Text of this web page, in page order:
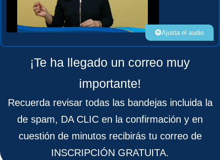
Ajusta el audio
¡Te ha llegado un correo muy
importante!
Recuerda revisar todas las bandejas incluida la
de spam, DA CLIC en la confirmación y en
cuestión de minutos recibirás tu correo de
INSCRIPCIÓN GRATUITA.